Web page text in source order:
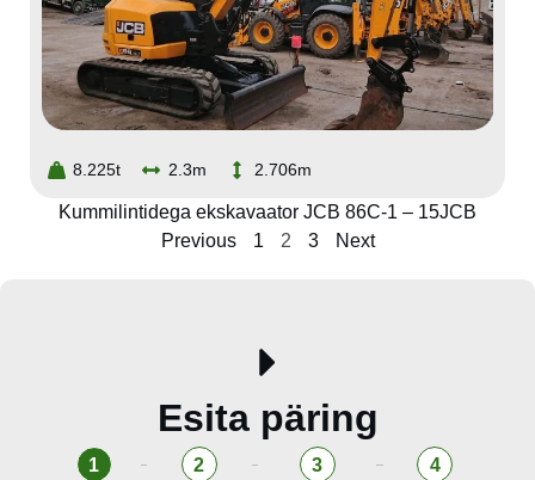
8.225t 2.3m 2.706m
Kummilintidega ekskavaator JCB 86C-1 – 15JCB
Previous
1 2 3 Next
Esita päring
1 2 3 4